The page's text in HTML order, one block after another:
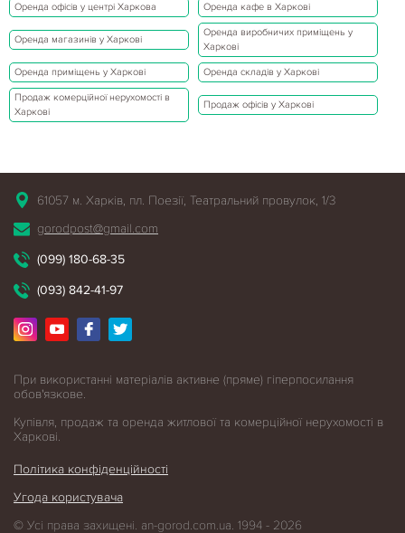
Оренда офісів у центрі Харкова Оренда кафе в Харкові
Оренда магазинів у Харкові
Оренда виробничих приміщень у
Харкові
Оренда приміщень у Харкові Оренда складів у Харкові
Продаж комерційної нерухомості в
Харкові
Продаж офісів у Харкові
61057 м. Харків, пл. Поезії, Театральний провулок, 1/3
gorodpost@gmail.com
(099) 180-68-35
(093) 842-41-97
При використанні матеріалів активне (пряме) гіперпосилання
обов'язкове.
Купівля, продаж та оренда житлової та комерційної нерухомості в
Харкові.
Політика конфіденційності
Угода користувача
© Усі права захищені. an-gorod.com.ua. 1994 - 2026